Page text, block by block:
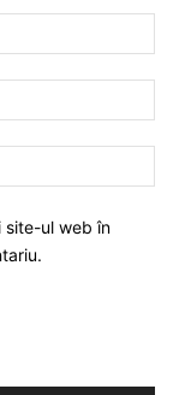
site-ul web în